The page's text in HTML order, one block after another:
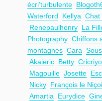
écri’turbulente
Waterford
Kellya Chat
Renepaulhenry La
Photography Chiffons
montagnes Cara
Akaieric Betty
Magouille Josette
Nicky François le
Amartia
Eurydice